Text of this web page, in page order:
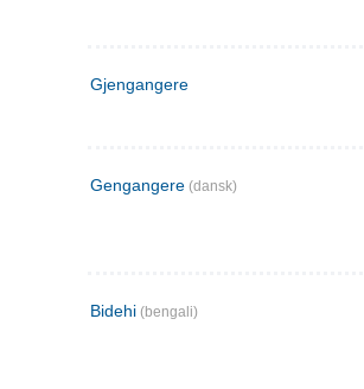
Gjengangere
Gengangere (dansk)
Bidehi (bengali)